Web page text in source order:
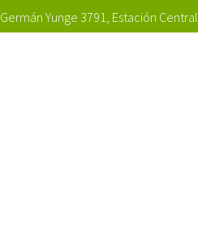
Germán Yunge 3791, Estación Central